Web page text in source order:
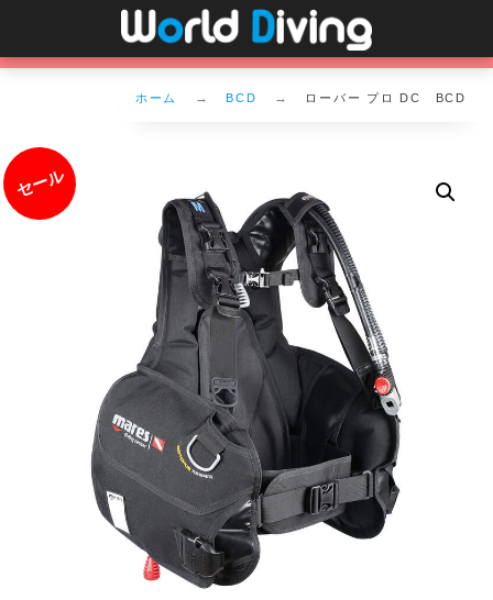
ホーム BCD ローバー プロ DC BCD
セール